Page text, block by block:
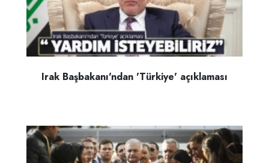
Irak Başbakanı'ndan 'Türkiye' açıklaması